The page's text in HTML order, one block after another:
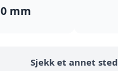
0 mm
Sjekk et annet sted